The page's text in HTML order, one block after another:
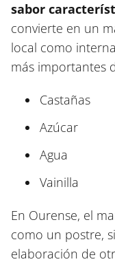
sabor
convierte en un
local como
más importantes
Castañas
Azúcar
Agua
Vainilla
En Ourense, el
como un postre,
elaboración de